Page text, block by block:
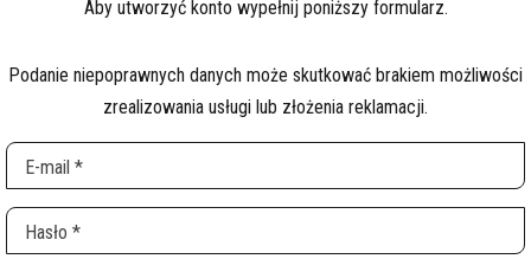
Aby utworzyć konto wypełnij poniższy formularz.
Podanie niepoprawnych danych może skutkować brakiem możliwości
zrealizowania usługi lub złożenia reklamacji.